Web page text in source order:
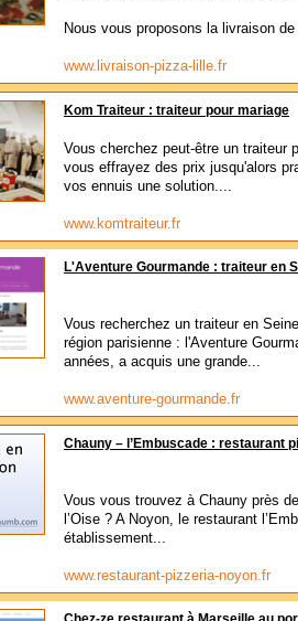
Nous vous proposons la livraison
www.livraison-pizza-lille.fr
Kom Traiteur : traiteur pour mariage
Vous cherchez peut-être un traiteur
vous effrayez des prix jusqu'alors
vos ennuis une solution....
www.komtraiteur.fr
L'Aventure Gourmande : traiteur en
Vous recherchez un traiteur en
région parisienne : l'Aventure
années, a acquis une grande...
www.aventure-gourmande.fr
Chauny – l’Embuscade : restaurant
Vous vous trouvez à Chauny près
l’Oise ? A Noyon, le restaurant
établissement...
www.restaurant-pizzeria-noyon.fr